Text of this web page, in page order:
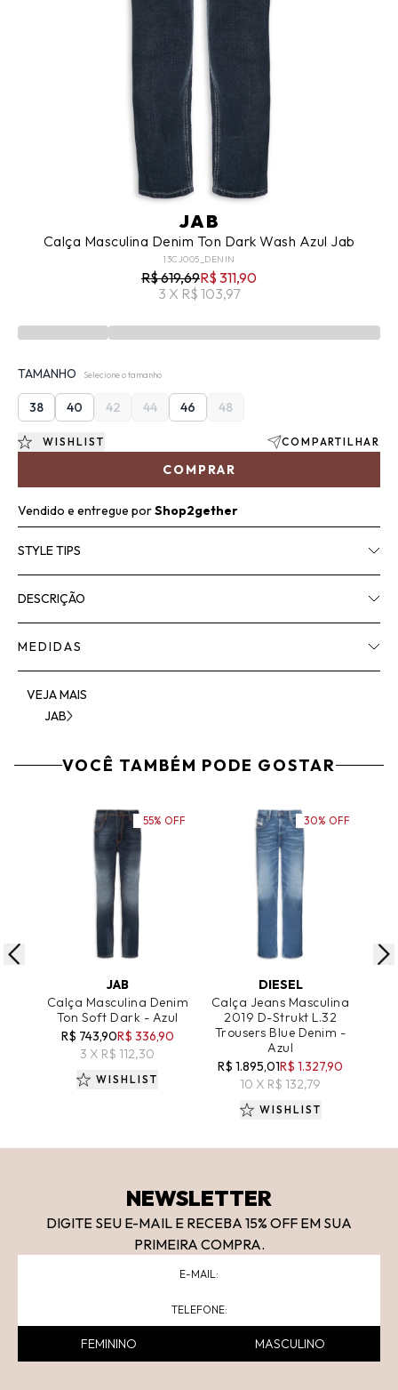
JAB
Calça Masculina Denim Ton Dark Wash Azul Jab
13CJ005_DENIN
R$ 619,69R$ 311,90
3 X R$ 103,97
TAMANHO Selecione o tamanho
38 40 42 44 46 48
COMPRAR
WISHLIST COMPARTILHAR
Vendido e entregue porShop2gether
STYLE TIPS
DESCRIÇÃO
MEDIDAS
VEJA MAIS
JAB
VOCÊ TAMBÉM PODE GOSTAR
ADICIONAR AO CARRINHO
JAB
Calça Masculina Denim
Ton Soft Dark - Azul
R$ 743,90R$ 336,90
3 X R$ 112,30
55% OFF
WISHLIST
ADICIONAR AO CARRINHO
DIESEL
Calça Jeans Masculina
2019 D-Strukt L.32
Trousers Blue Denim -
Azul
R$ 1.895,01R$ 1.327,90
10 X R$ 132,79
30% OFF
WISHLIST
NEWSLETTER
DIGITE SEU E-MAIL E RECEBA 15% OFF EM SUA
PRIMEIRA COMPRA.
FEMININO MASCULINO